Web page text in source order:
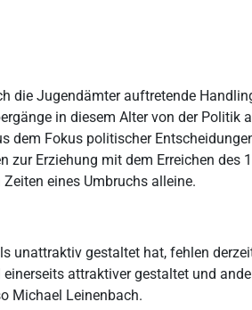
die Jugendämter auftretende
in diesem Alter von der Politik
dem Fokus politischer
Erziehung mit dem Erreichen des
eines Umbruchs alleine.
unattraktiv gestaltet hat, fehlen
attraktiver gestaltet und
Michael Leinenbach.